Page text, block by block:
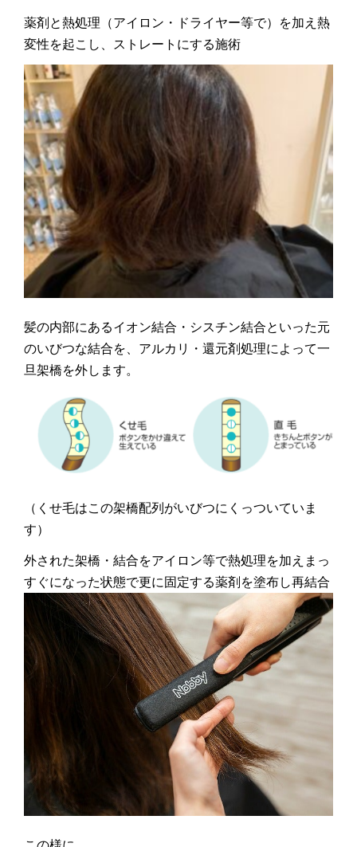
薬剤と熱処理（アイロン・ドライヤー等で）を加え熱
変性を起こし、ストレートにする施術
髪の内部にあるイオン結合・シスチン結合といった元
のいびつな結合を、アルカリ・還元剤処理によって一
旦架橋を外します。
（くせ毛はこの架橋配列がいびつにくっついていま
す）
外された架橋・結合をアイロン等で熱処理を加えまっ
すぐになった状態で更に固定する薬剤を塗布し再結合